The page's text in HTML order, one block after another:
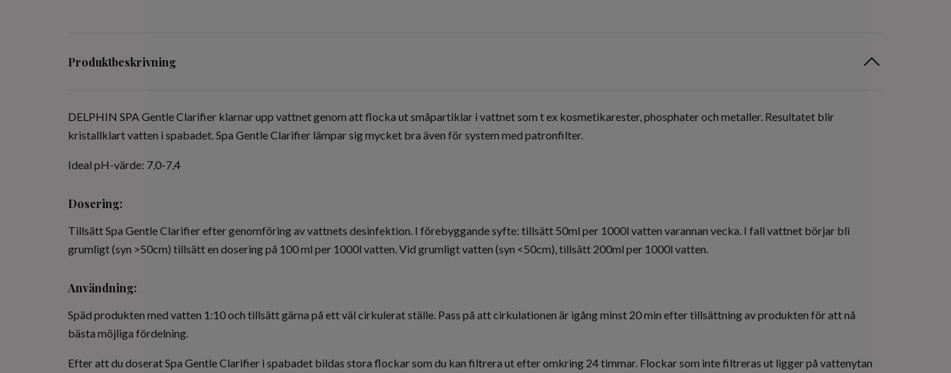
Produktbeskrivning
DELPHIN SPA Gentle Clarifier klarnar upp vattnet genom att flocka ut småpartiklar i vattnet som t ex kosmetikarester, phosphater och metaller. Resultatet blir
kristallklart vatten i spabadet. Spa Gentle Clarifier lämpar sig mycket bra även för system med patronfilter.
Ideal pH-värde: 7,0-7,4
Dosering:
Tillsätt Spa Gentle Clarifier efter genomföring av vattnets desinfektion. I förebyggande syfte: tillsätt 50ml per 1000l vatten varannan vecka. I fall vattnet börjar bli
grumligt (syn >50cm) tillsätt en dosering på 100 ml per 1000l vatten. Vid grumligt vatten (syn <50cm), tillsätt 200ml per 1000l vatten.
Användning:
Späd produkten med vatten 1:10 och tillsätt gärna på ett väl cirkulerat ställe. Pass på att cirkulationen är igång minst 20 min efter tillsättning av produkten för att nå
bästa möjliga fördelning.
Efter att du doserat Spa Gentle Clarifier i spabadet bildas stora flockar som du kan filtrera ut efter omkring 24 timmar. Flockar som inte filtreras ut ligger på vattenytan